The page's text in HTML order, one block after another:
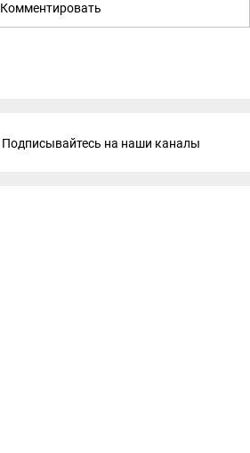
Комментировать
Подписывайтесь на наши каналы